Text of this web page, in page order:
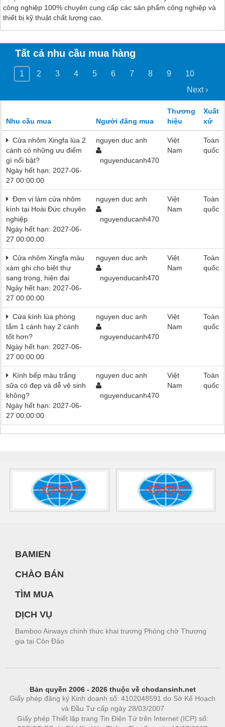
công nghiệp 100% chuyên cung cấp các sản phẩm công nghiệp và
thiết bị kỹ thuật chất lượng cao.
Tất cả nhu cầu mua hàng
1 2 3 4 5 6 7 8 9
10
Next ›
Nhu cầu mua Người đăng mua
Thương
hiệu
Xuất
xứ
Cửa nhôm Xingfa lùa 2
cánh có những ưu điểm
gì nổi bật?
Ngày hết hạn: 2027-06-
27 00:00:00
nguyen duc anh
nguyenducanh470
Việt
Nam
Toàn
quốc
Đơn vị làm cửa nhôm
kính tại Hoài Đức chuyên
nghiệp
Ngày hết hạn: 2027-06-
27 00:00:00
nguyen duc anh
nguyenducanh470
Việt
Nam
Toàn
quốc
Cửa nhôm Xingfa màu
xám ghi cho biệt thự
sang trọng, hiện đại
Ngày hết hạn: 2027-06-
27 00:00:00
nguyen duc anh
nguyenducanh470
Việt
Nam
Toàn
quốc
Cửa kính lùa phòng
tắm 1 cánh hay 2 cánh
tốt hơn?
Ngày hết hạn: 2027-06-
27 00:00:00
nguyen duc anh
nguyenducanh470
Việt
Nam
Toàn
quốc
Kính bếp màu trắng
sữa có đẹp và dễ vệ sinh
không?
Ngày hết hạn: 2027-06-
27 00:00:00
nguyen duc anh
nguyenducanh470
Việt
Nam
Toàn
quốc
BAMIEN
CHÀO BÁN
TÌM MUA
DỊCH VỤ
Bamboo Airways chính thức khai trương Phòng chờ Thương
gia tại Côn Đảo
Bản quyền 2006 - 2026 thuộc về chodansinh.net
Giấy phép đăng ký Kinh doanh số: 4102048591 do Sở Kế Hoạch
và Đầu Tư cấp ngày 28/03/2007
Giấy phép Thiết lập trang Tin Điện Tử trên Internet (ICP) số: